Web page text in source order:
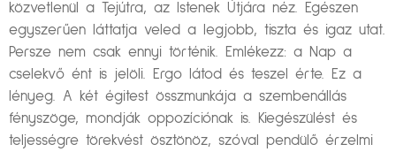
közvetlenül a Tejútra, az Istenek Útjára néz. Egészen
egyszerűen láttatja veled a legjobb, tiszta és igaz utat.
Persze nem csak ennyi történik. Emlékezz: a Nap a
cselekvő ént is jelöli. Ergo látod és teszel érte. Ez a
lényeg. A két égitest összmunkája a szembenállás
fényszöge, mondják oppozíciónak is. Kiegészülést és
teljességre törekvést ösztönöz, szóval pendülő érzelmi